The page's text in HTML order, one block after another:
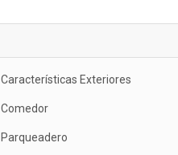
Características Exteriores
Comedor
Parqueadero